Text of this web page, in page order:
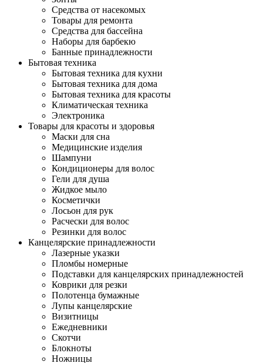
Средства от насекомых
Товары для ремонта
Средства для бассейна
Наборы для барбекю
Банные принадлежности
Бытовая техника
Бытовая техника для кухни
Бытовая техника для дома
Бытовая техника для красоты
Климатическая техника
Электроника
Товары для красоты и здоровья
Маски для сна
Медицинские изделия
Шампуни
Кондиционеры для волос
Гели для душа
Жидкое мыло
Косметички
Лосьон для рук
Расчески для волос
Резинки для волос
Канцелярские принадлежности
Лазерные указки
Пломбы номерные
Подставки для канцелярских принадлежностей
Коврики для резки
Полотенца бумажные
Лупы канцелярские
Визитницы
Ежедневники
Скотчи
Блокноты
Ножницы